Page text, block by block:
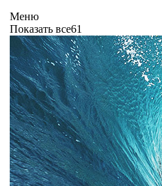
Меню
Показать все61